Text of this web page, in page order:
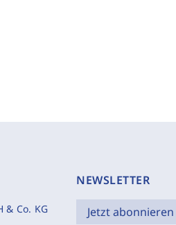
& Co. KG
NEWSLETTER
Jetzt abonnieren